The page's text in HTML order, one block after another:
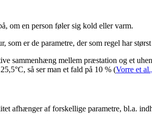
om en person føler sig kold eller varm.
er de parametre, der som regel har
sammenhæng mellem præstation og et
så ser man et fald på 10 % (Vorre et
afhænger af forskellige parametre, bl.a.